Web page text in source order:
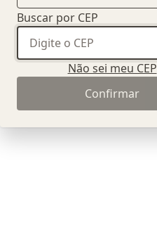
Buscar por CEP
Não sei meu CEP
Confirmar